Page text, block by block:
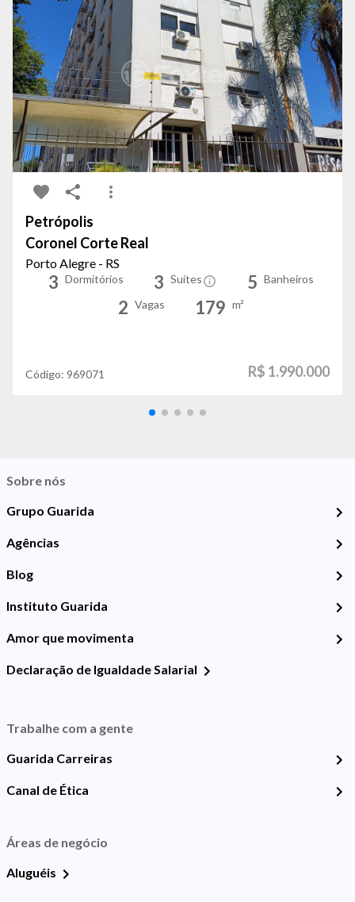
Petrópolis
Coronel Corte Real
Porto Alegre - RS
3 Dormitórios 3 Suítes 5 Banheiros
2 Vagas 179 m²
Código: 969071 R$ 1.990.000
Sobre nós
Grupo Guarida
Agências
Blog
Instituto Guarida
Amor que movimenta
Declaração de Igualdade Salarial
Trabalhe com a gente
Guarida Carreiras
Canal de Ética
Áreas de negócio
Aluguéis